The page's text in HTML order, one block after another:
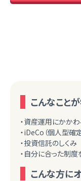
こんなことが
・資産運用にかか
・iDeCo（個人型確
・投資信託のしくみ
・自分に合った制度
こんな方に